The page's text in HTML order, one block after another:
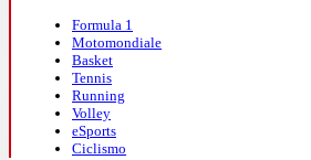
Formula 1
Motomondiale
Basket
Tennis
Running
Volley
eSports
Ciclismo